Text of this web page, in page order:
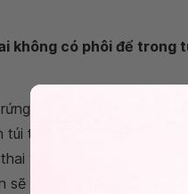
không có phôi để trong
rỗng) là tình trạng
túi thai nhưng không có
vẫn tạo ra hormone
sẽ cho kết quả mang thai